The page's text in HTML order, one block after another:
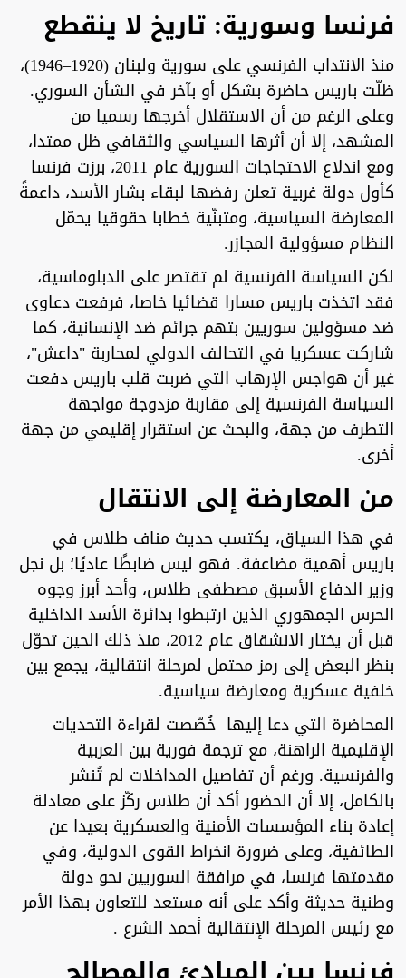
‏فرنسا وسورية: تاريخ لا ينقطع
‏منذ الانتداب الفرنسي على سورية ولبنان (1920–1946)،
ظلّت باريس حاضرة بشكل أو بآخر في الشأن السوري.
وعلى الرغم من أن الاستقلال أخرجها رسميا من
المشهد، إلا أن أثرها السياسي والثقافي ظل ممتدا،
ومع اندلاع الاحتجاجات السورية عام 2011، برزت فرنسا
كأول دولة غربية تعلن رفضها لبقاء بشار الأسد، داعمةً
المعارضة السياسية، ومتبنّية خطابا حقوقيا يحمّل
النظام مسؤولية المجازر.
‏لكن السياسة الفرنسية لم تقتصر على الدبلوماسية،
فقد اتخذت باريس مسارا قضائيا خاصا، فرفعت دعاوى
ضد مسؤولين سوريين بتهم جرائم ضد الإنسانية، كما
شاركت عسكريا في التحالف الدولي لمحاربة "داعش"،
غير أن هواجس الإرهاب التي ضربت قلب باريس دفعت
السياسة الفرنسية إلى مقاربة مزدوجة مواجهة
التطرف من جهة، والبحث عن استقرار إقليمي من جهة
أخرى.
‏من المعارضة إلى الانتقال
‏في هذا السياق، يكتسب حديث مناف طلاس في
باريس أهمية مضاعفة. فهو ليس ضابطًا عاديًا؛ بل نجل
وزير الدفاع الأسبق مصطفى طلاس، وأحد أبرز وجوه
الحرس الجمهوري الذين ارتبطوا بدائرة الأسد الداخلية
قبل أن يختار الانشقاق عام 2012، منذ ذلك الحين تحوّل
بنظر البعض إلى رمز محتمل لمرحلة انتقالية، يجمع بين
خلفية عسكرية ومعارضة سياسية.
‏المحاضرة التي دعا إليها خُصّصت لقراءة التحديات
الإقليمية الراهنة، مع ترجمة فورية بين العربية
والفرنسية. ورغم أن تفاصيل المداخلات لم تُنشر
بالكامل، إلا أن الحضور أكد أن طلاس ركّز على معادلة
إعادة بناء المؤسسات الأمنية والعسكرية بعيدا عن
الطائفية، وعلى ضرورة انخراط القوى الدولية، وفي
مقدمتها فرنسا، في مرافقة السوريين نحو دولة
وطنية حديثة وأكد على أنه مستعد للتعاون بهذا الأمر
مع رئيس المرحلة الإنتقالية أحمد الشرع .